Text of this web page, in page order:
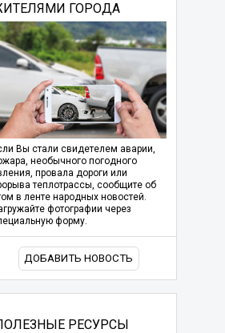
ГОРОДА
Вы стали свидетелем аварии,
необычного погодного
провала дороги или
теплотрассы, сообщите об
в ленте народных новостей.
фотографии через
форму.
ДОБАВИТЬ НОВОСТЬ
РЕСУРСЫ